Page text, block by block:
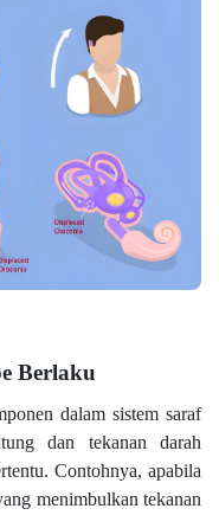
Berlaku
dalam sistem saraf
dan tekanan darah
Contohnya, apabila
menimbulkan tekanan